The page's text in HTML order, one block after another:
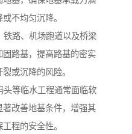
不均匀沉降。
铁路、机场跑道以及桥梁
路基，提高路基的密实
或沉降的风险。
头等临水工程通常面临软
改善地基条件，增强其
程的安全性。